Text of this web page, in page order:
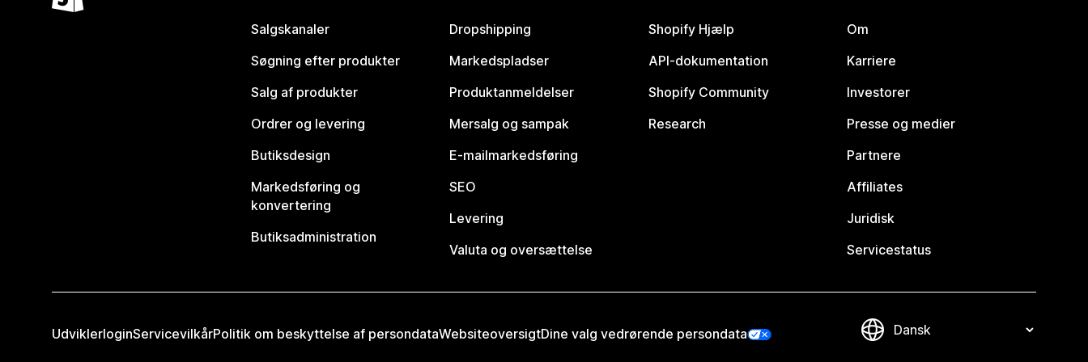
Salgskanaler
Søgning efter produkter
Salg af produkter
Ordrer og levering
Butiksdesign
Markedsføring og
konvertering
Butiksadministration
Dropshipping
Markedspladser
Produktanmeldelser
Mersalg og sampak
E-mailmarkedsføring
SEO
Levering
Valuta og oversættelse
Shopify Hjælp
API-dokumentation
Shopify Community
Research
Om
Karriere
Investorer
Presse og medier
Partnere
Affiliates
Juridisk
Servicestatus
UdviklerloginServicevilkårPolitik om beskyttelse af persondataWebsiteoversigtDine valg vedrørende persondata